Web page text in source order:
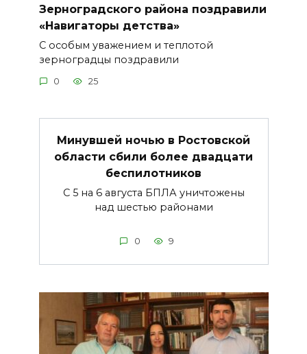
Зерноградского района поздравили
«Навигаторы детства»
С особым уважением и теплотой
зерноградцы поздравили
0 25
Минувшей ночью в Ростовской
области сбили более двадцати
беспилотников
С 5 на 6 августа БПЛА уничтожены
над шестью районами
0 9